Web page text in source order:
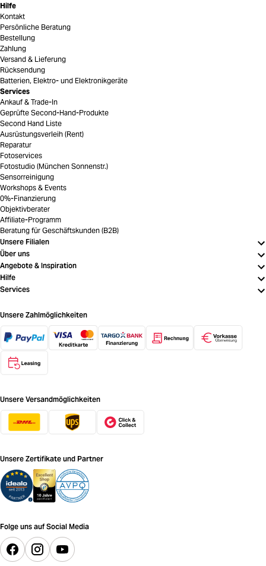
Hilfe
Kontakt
Persönliche Beratung
Bestellung
Zahlung
Versand & Lieferung
Rücksendung
Batterien, Elektro- und Elektronikgeräte
Services
Ankauf & Trade-In
Geprüfte Second-Hand-Produkte
Second Hand Liste
Ausrüstungsverleih (Rent)
Reparatur
Fotoservices
Fotostudio (München Sonnenstr.)
Sensorreinigung
Workshops & Events
0%-Finanzierung
Objektivberater
Affiliate-Programm
Beratung für Geschäftskunden (B2B)
Unsere Filialen
Über uns
Angebote & Inspiration
Hilfe
Services
Unsere Zahlmöglichkeiten
Unsere Versandmöglichkeiten
Unsere Zertifikate und Partner
Folge uns auf Social Media